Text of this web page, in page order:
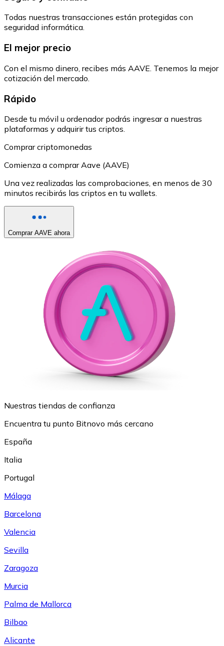
Todas nuestras transacciones están protegidas con
seguridad informática.
El mejor precio
Con el mismo dinero, recibes más AAVE. Tenemos la mejor
cotización del mercado.
Rápido
Desde tu móvil u ordenador podrás ingresar a nuestras
plataformas y adquirir tus criptos.
Comprar criptomonedas
Comienza a comprar Aave (AAVE)
Una vez realizadas las comprobaciones, en menos de 30
minutos recibirás las criptos en tu wallets.
Comprar AAVE ahora
Nuestras tiendas de confianza
Encuentra tu punto Bitnovo más cercano
España
Italia
Portugal
Málaga
Barcelona
Valencia
Sevilla
Zaragoza
Murcia
Palma de Mallorca
Bilbao
Alicante